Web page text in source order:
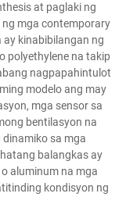
at paglaki ng
mga contemporary
ay kinabibilangan ng
polyethylene na takip
nagpapahintulot
modelo ang may
mga sensor sa
bentilasyon na
sa mga
balangkas ay
aluminum na mga
kondisyon ng